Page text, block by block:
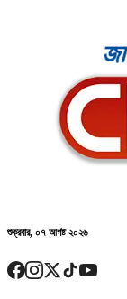
শুক্রবার, ০৭ আগষ্ট ২০২৬